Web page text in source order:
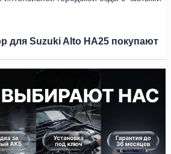
для Suzuki Alto HA25 покупают